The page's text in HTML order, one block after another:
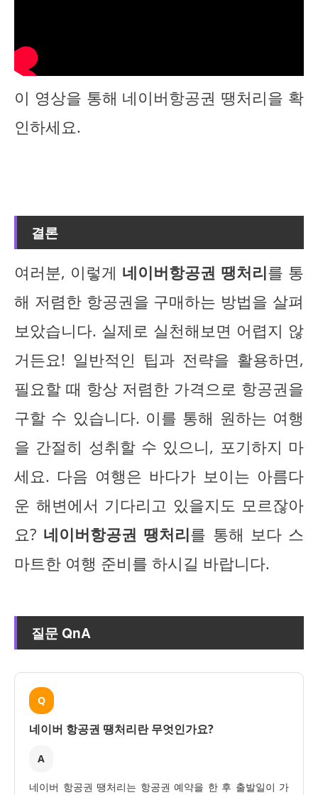
이 영상을 통해 네이버항공권 땡처리을 확
인하세요.
결론
여러분, 이렇게 네이버항공권 땡처리를 통
해 저렴한 항공권을 구매하는 방법을 살펴
보았습니다. 실제로 실천해보면 어렵지 않
거든요! 일반적인 팁과 전략을 활용하면,
필요할 때 항상 저렴한 가격으로 항공권을
구할 수 있습니다. 이를 통해 원하는 여행
을 간절히 성취할 수 있으니, 포기하지 마
세요. 다음 여행은 바다가 보이는 아름다
운 해변에서 기다리고 있을지도 모르잖아
요? 네이버항공권 땡처리를 통해 보다 스
마트한 여행 준비를 하시길 바랍니다.
질문 QnA
Q
네이버 항공권 땡처리란 무엇인가요?
A
네이버 항공권 땡처리는 항공권 예약을 한 후 출발일이 가